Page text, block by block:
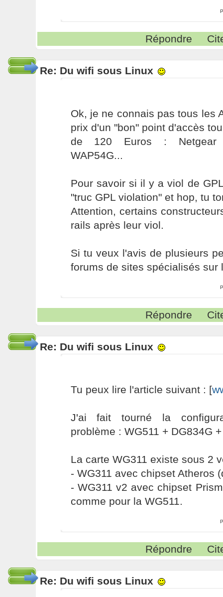
Répondre
Re: Du wifi sous Linux
Ok, je ne connais pas tous les
prix d'un "bon" point d'accès
de 120 Euros : Netgear
WAP54G...
Pour savoir si il y a viol de
"truc GPL violation" et hop, tu
Attention, certains
rails après leur viol.
Si tu veux l'avis de plusieurs
forums de sites spécialisés sur
Répondre
Re: Du wifi sous Linux
Tu peux lire l'article suivant : [
J'ai fait tourné la
problème : WG511 + DG834G
La carte WG311 existe sous 2
- WG311 avec chipset Atheros
- WG311 v2 avec chipset
comme pour la WG511.
Répondre
Re: Du wifi sous Linux